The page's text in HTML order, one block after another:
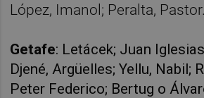
López, Imanol; Peralta, Pastor.
Getafe: Letácek; Juan
Djené, Argüelles; Yellu, Nabil;
Peter Federico; Bertug o